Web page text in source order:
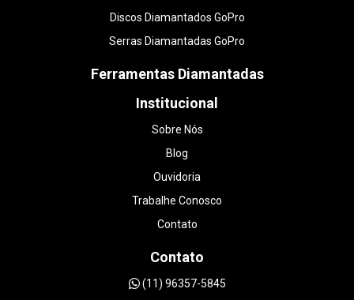
Discos Diamantados GoPro
Serras Diamantadas GoPro
Ferramentas Diamantadas
Institucional
Sobre Nós
Blog
Ouvidoria
Trabalhe Conosco
Contato
Contato
(11) 96357-5845